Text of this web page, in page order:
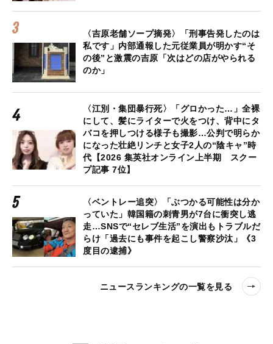
〈吉原老舗ソープ摘発〉「刑事告発したのは
私です」内部通報した元従業員が明かす“そ
の後”と激震の吉原「次はどの店がやられる
のか」
〈江別・集団暴行死〉「グロかった…」全裸
にして、髪にライターで火をつけ、背中にタ
バコを押しつける様子も撮影…公判で明らか
になった壮絶リンチと女子2人の“陰キャ”時
代【2026 集英社オンライン上半期 スクー
プ記事 7位】
〈ベントレー追突〉「ぶつかる可能性は分か
っていた」韓国籍の刺青男が7台に衝突し逃
走…SNSで“セレブ生活”を演出もトラブルだ
らけ「過去にも事件を起こし警察沙汰」《3
度目の逮捕》
ニュースランキングの一覧を見る